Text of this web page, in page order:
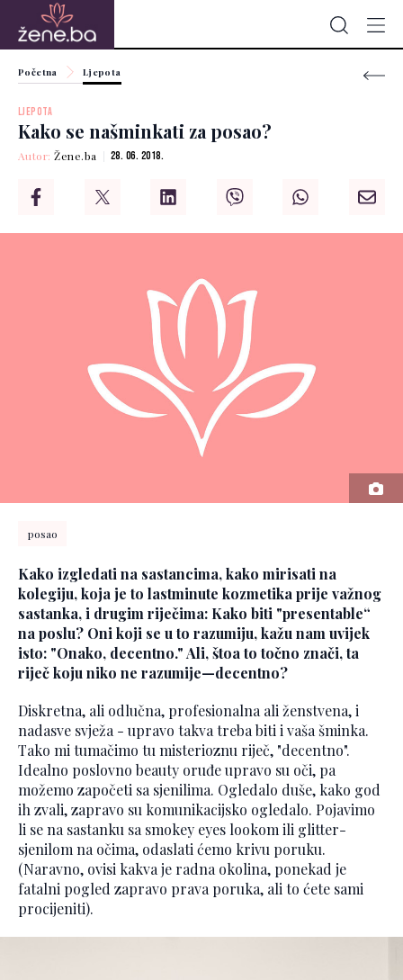
Početna Ljepota
LJEPOTA
Kako se našminkati za posao?
Autor:Žene.ba 28. 06. 2018.
posao
Kako izgledati na sastancima, kako mirisati na
kolegiju, koja je to lastminute kozmetika prije važnog
sastanka, i drugim riječima: Kako biti "presentable“
na poslu? Oni koji se u to razumiju, kažu nam uvijek
isto: "Onako, decentno." Ali, štoa to točno znači, ta
riječ koju niko ne razumije—decentno?
Diskretna, ali odlučna, profesionalna ali ženstvena, i
nadasve svježa - upravo takva treba biti i vaša šminka.
Tako mi tumačimo tu misterioznu riječ, "decentno".
Idealno poslovno beauty oruđe upravo su oči, pa
možemo započeti sa sjenilima. Ogledalo duše, kako god
ih zvali, zapravo su komunikacijsko ogledalo. Pojavimo
li se na sastanku sa smokey eyes lookom ili glitter-
sjenilom na očima, odaslati ćemo krivu poruku.
(Naravno, ovisi kakva je radna okolina, ponekad je
fatalni pogled zapravo prava poruka, ali to ćete sami
procijeniti).